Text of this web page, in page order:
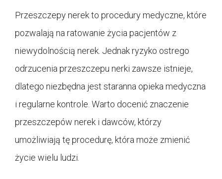
Przeszczepy nerek to procedury medyczne, które
pozwalają na ratowanie życia pacjentów z
niewydolnością nerek. Jednak ryzyko ostrego
odrzucenia przeszczepu nerki zawsze istnieje,
dlatego niezbędna jest staranna opieka medyczna
i regularne kontrole. Warto docenić znaczenie
przeszczepów nerek i dawców, którzy
umożliwiają tę procedurę, która może zmienić
życie wielu ludzi.